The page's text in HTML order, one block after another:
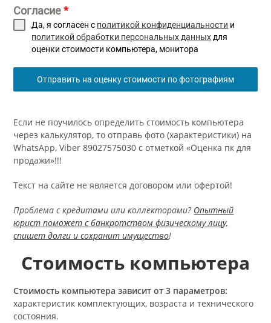
Согласие*
Да, я согласен с политикой конфиденциальности и
политикой обработки персональных данныхдля
оценки стоимости компьютера, монитора
Отправить на оценку стоимости по фотографиям
Если не поучилось определить стоимость компьютера
через калькулятор, то отправь фото (характеристики) на
WhatsApp, Viber 89027575030 с отметкой «Оценка пк для
продажи»!!!
Текст на сайте не является договором или офертой!
Проблема с кредитами или коллекторами? Опытный
юрист поможет с банкротством физическому лицу,
спишет долги и сохранит имущество!
Стоимость компьютера
Стоимость компьютера зависит от 3 параметров:
характеристик комплектующих, возраста и технического
состояния.